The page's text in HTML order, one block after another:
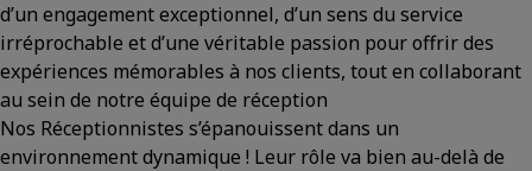
d’un engagement exceptionnel, d’un sens du service
irréprochable et d’une véritable passion pour offrir des
expériences mémorables à nos clients, tout en collaborant
au sein de notre équipe de réception
Nos Réceptionnistes s’épanouissent dans un
environnement dynamique ! Leur rôle va bien au-delà de